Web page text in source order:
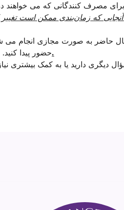
آنجایی که زمان‌بندی ممکن است
حضور پیدا کنید.ما در حال حاضر این جلسات را در دفاتر خود برگزار نمی کنیم.